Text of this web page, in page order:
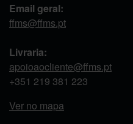
Email geral:
ffms@ffms.pt
Livraria:
apoioaocliente@ffms.pt
+351 219 381 223
Ver no mapa